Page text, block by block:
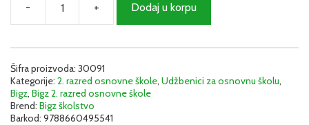
-
Matematika
2
sveska
(2
+ Dodaj u korpu
Šifra proizvoda: 30091
Kategorije: 2. razred osnovne škole, Udžbenici za osnovnu školu,
Bigz, Bigz 2. razred osnovne škole
Brend: Bigz školstvo
Barkod: 9788660495541